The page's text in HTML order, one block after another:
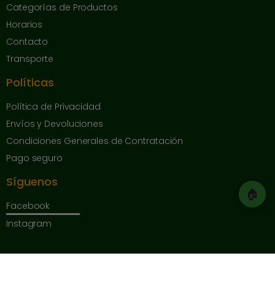
🏠
Categorías de Productos
Horarios
Contacto
Transporte
Políticas
Política de Privacidad
Envíos y Devoluciones
Condiciones Generales de Contratación
Pago seguro
Síguenos
Facebook
Instagram